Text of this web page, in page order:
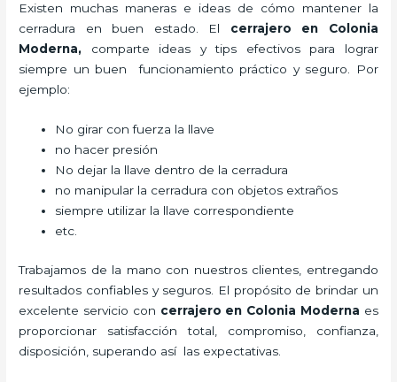
Existen muchas maneras e ideas de cómo mantener la
cerradura en buen estado. El cerrajero en Colonia
Moderna, comparte ideas y tips efectivos para lograr
siempre un buen funcionamiento práctico y seguro. Por
ejemplo:
No girar con fuerza la llave
no hacer presión
No dejar la llave dentro de la cerradura
no manipular la cerradura con objetos extraños
siempre utilizar la llave correspondiente
etc.
Trabajamos de la mano con nuestros clientes, entregando
resultados confiables y seguros. El propósito de brindar un
excelente servicio con cerrajero en Colonia Moderna es
proporcionar satisfacción total, compromiso, confianza,
disposición, superando así las expectativas.